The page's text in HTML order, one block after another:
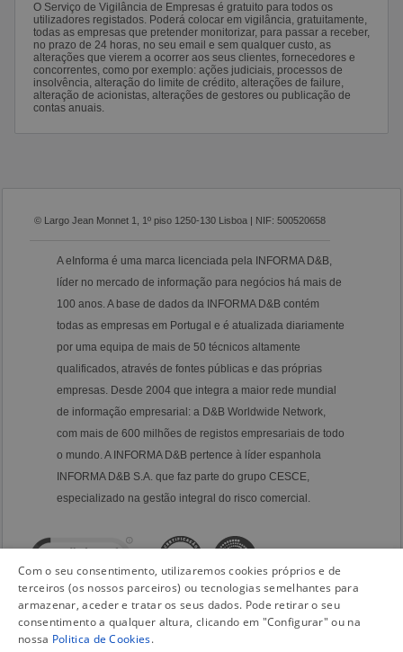
O Serviço de Vigilância de Empresas é gratuito para todos os
utilizadores registados. Poderá colocar em vigilância, gratuitamente,
todas as empresas que pretender monitorizar, para passar a receber,
no prazo de 24 horas, no seu email e sem qualquer custo, as
alterações que vierem a ocorrer aos seus clientes, fornecedores e
concorrentes, como por exemplo: ações judiciais, processos de
insolvência, alteração do limite de crédito, alterações de failure,
alteração de acionistas, alterações de gestores ou publicação de
contas anuais.
© Largo Jean Monnet 1, 1º piso 1250-130 Lisboa | NIF: 500520658
A eInforma é uma marca licenciada pela INFORMA D&B,
líder no mercado de informação para negócios há mais de
100 anos. A base de dados da INFORMA D&B contém
todas as empresas em Portugal e é atualizada diariamente
por uma equipa de mais de 50 técnicos altamente
qualificados, através de fontes públicas e das próprias
empresas. Desde 2004 que integra a maior rede mundial
de informação empresarial: a D&B Worldwide Network,
com mais de 600 milhões de registos empresariais de todo
o mundo. A INFORMA D&B pertence à líder espanhola
INFORMA D&B S.A. que faz parte do grupo CESCE,
especializado na gestão integral do risco comercial.
Com o seu consentimento, utilizaremos cookies próprios e de
terceiros (os nossos parceiros) ou tecnologias semelhantes para
armazenar, aceder e tratar os seus dados. Pode retirar o seu
consentimento a qualquer altura, clicando em "Configurar" ou na
nossa Politica de Cookies.